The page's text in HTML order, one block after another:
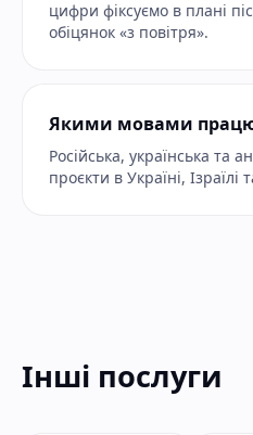
цифри фіксуємо в плані
обіцянок «з повітря».
Якими мовами
Російська, українська та
проєкти в Україні,
Інші послуги